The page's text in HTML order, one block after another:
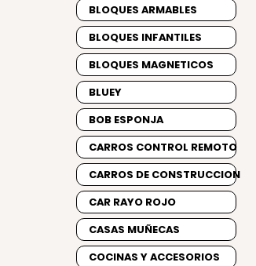
BLOQUES ARMABLES
BLOQUES INFANTILES
BLOQUES MAGNETICOS
BLUEY
BOB ESPONJA
CARROS CONTROL REMOTO
CARROS DE CONSTRUCCION
CAR RAYO ROJO
CASAS MUÑECAS
COCINAS Y ACCESORIOS